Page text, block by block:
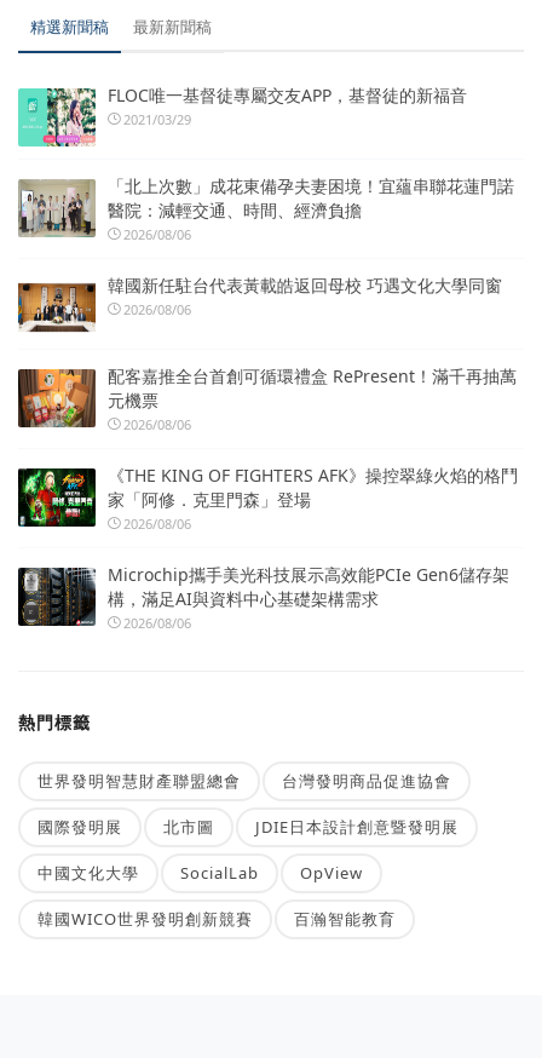
精選新聞稿 最新新聞稿
FLOC唯一基督徒專屬交友APP，基督徒的新福音
2021/03/29
「北上次數」成花東備孕夫妻困境！宜蘊串聯花蓮門諾
醫院：減輕交通、時間、經濟負擔
2026/08/06
韓國新任駐台代表黃載皓返回母校 巧遇文化大學同窗
2026/08/06
配客嘉推全台首創可循環禮盒 RePresent！滿千再抽萬
元機票
2026/08/06
《THE KING OF FIGHTERS AFK》操控翠綠火焰的格鬥
家「阿修．克里門森」登場
2026/08/06
Microchip攜手美光科技展示高效能PCIe Gen6儲存架
構，滿足AI與資料中心基礎架構需求
2026/08/06
熱門標籤
世界發明智慧財產聯盟總會 台灣發明商品促進協會
國際發明展 北市圖 JDIE日本設計創意暨發明展
中國文化大學 SocialLab OpView
韓國WICO世界發明創新競賽 百瀚智能教育